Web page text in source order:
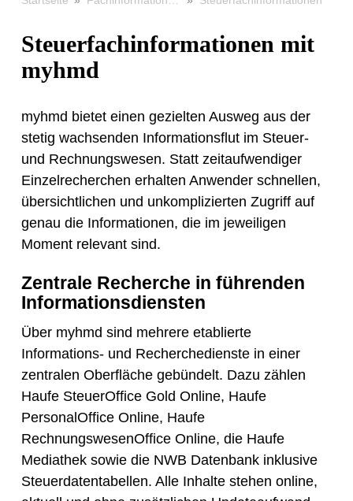
Steuerfachinformationen mit
myhmd
myhmd bietet einen gezielten Ausweg aus der
stetig wachsenden Informationsflut im Steuer-
und Rechnungswesen. Statt zeitaufwendiger
Einzelrecherchen erhalten Anwender schnellen,
übersichtlichen und unkomplizierten Zugriff auf
genau die Informationen, die im jeweiligen
Moment relevant sind.
Zentrale Recherche in führenden
Informationsdiensten
Über myhmd sind mehrere etablierte
Informations- und Recherchedienste in einer
zentralen Oberfläche gebündelt. Dazu zählen
Haufe SteuerOffice Gold Online, Haufe
PersonalOffice Online, Haufe
RechnungswesenOffice Online, die Haufe
Mediathek sowie die NWB Datenbank inklusive
Steuerdatentabellen. Alle Inhalte stehen online,